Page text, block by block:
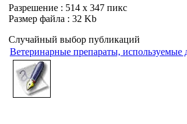
Разрешение : 514 x 347 пикс
Размер файла : 32 Kb
Случайный выбор публикаций
Ветеринарные препараты, используемые